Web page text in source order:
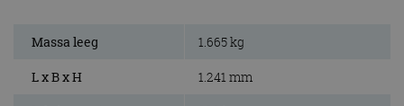
Massa leeg 1.665 kg
L x B x H 1.241 mm